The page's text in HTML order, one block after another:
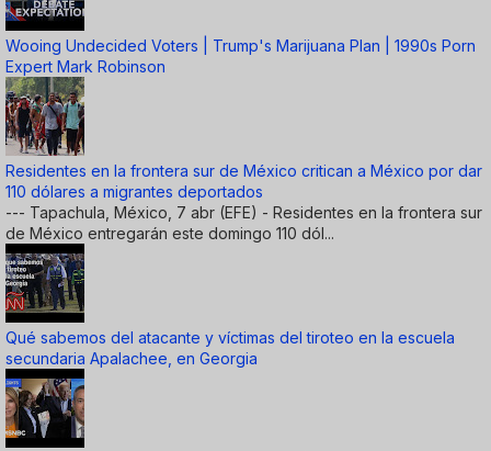
Wooing Undecided Voters | Trump's Marijuana Plan | 1990s Porn
Expert Mark Robinson
Residentes en la frontera sur de México critican a México por dar
110 dólares a migrantes deportados
--- Tapachula, México, 7 abr (EFE) - Residentes en la frontera sur
de México entregarán este domingo 110 dól...
Qué sabemos del atacante y víctimas del tiroteo en la escuela
secundaria Apalachee, en Georgia